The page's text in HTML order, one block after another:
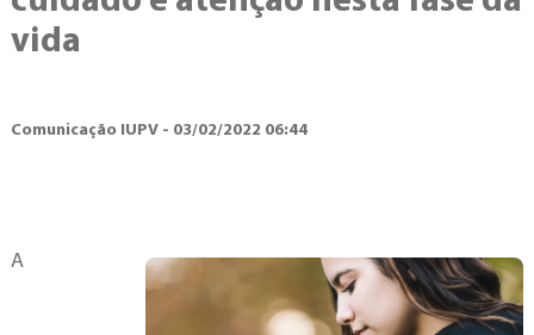
vida
Comunicação IUPV - 03/02/2022 06:44
A